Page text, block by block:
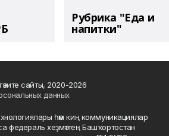
Рубрика "Еда и
напитки"
сайты, 2020-2026
данных
һәм киң коммуникациялар
федераль хеҙмәттең Башҡортостан